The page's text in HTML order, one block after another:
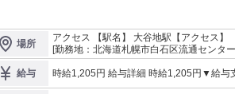
すい◎
場所
アクセス 【駅名】 大谷地駅【アクセス】 【勤務地】
徒歩15分 ※車・自転車通勤可 ※大谷地駅からの送迎バスあり 【株式会社ミラ
海道札幌市中央区北2条西3丁目1－21 札
不要のWEB登録開催中！
[勤務地：北海道札幌市白石区流通センタ
給与
時給1,205円 給与詳細 時給1,205円▼給与支払